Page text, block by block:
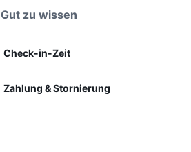
Gut zu wissen
Check-in-Zeit
Zahlung & Stornierung